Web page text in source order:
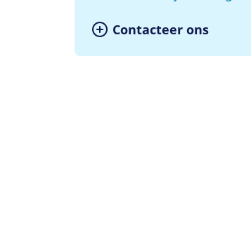
Contacteer ons